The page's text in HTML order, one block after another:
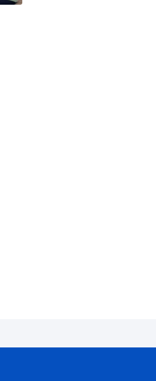
为自己的名誉地位考虑、打
的本分不起眼不想接待，借着
排本分，实属一个不信派。同
往的顺服并不是建立在实行真